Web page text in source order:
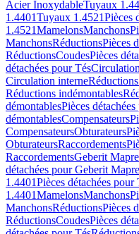
Acier InoxydableTuyaux
1.4401Tuyaux 1.4521Pièces
1.4521MamelonsManchons
ManchonsRéductionsPièces
RéductionsCoudesPièces
détachées pour Tés
Circulation interne
Réductions indémontables
démontablesPièces
démontablesCompensateurs
CompensateursObturateurs
ObturateursRaccordements
RaccordementsGeberit
détachées pour Geberit
1.4401Pièces détachées pour
1.4401MamelonsManchons
ManchonsRéductionsPièces
RéductionsCoudesPièces